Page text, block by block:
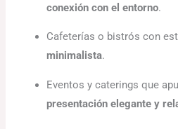
conexión con el entorno.
Cafeterías o bistrós con
minimalista.
Eventos y caterings que
presentación elegante y